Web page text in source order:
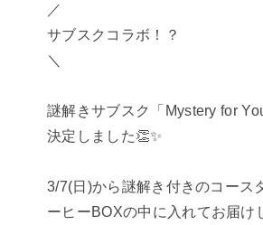
／
サブスクコラボ！？
＼
謎解きサブスク「Mystery for
決定しました👏✨
3/7(日)から謎解き付きのコース
ーヒーBOXの中に入れてお届け